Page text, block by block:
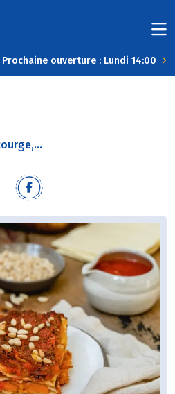
Prochaine ouverture : Lundi 14:00